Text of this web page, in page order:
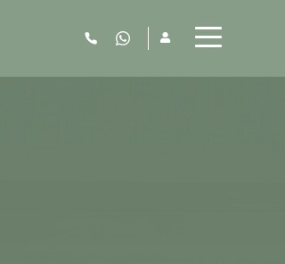
06.52.63.77.73